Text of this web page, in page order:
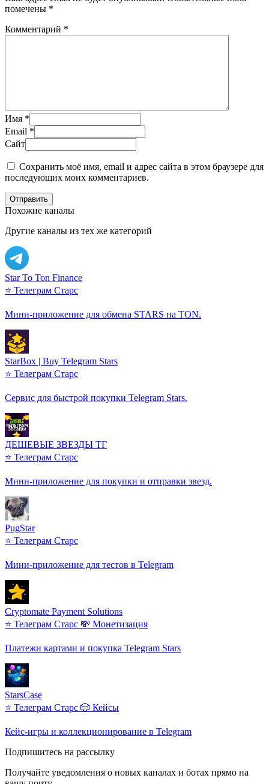
помечены *
Комментарий *
Имя *
Email *
Сайт
Сохранить моё имя, email и адрес сайта в этом браузере для
последующих моих комментариев.
Отправить
Похожие каналы
Другие каналы из тех же категорий
Star To Ton Finance
⭐ Телеграм Старс
Мини-приложение для обмена STARS на TON.
StarBox | Buy Telegram Stars
⭐ Телеграм Старс
Сервис для быстрой покупки Telegram Stars.
ДЕШЕВЫЕ ЗВЕЗДЫ ТГ
⭐ Телеграм Старс
Мини-приложение для покупки и отправки звезд.
PugStar
⭐ Телеграм Старс
Мини-приложение для тестов в Telegram
Cryptomate Payment Solutions
⭐ Телеграм Старс 💸 Монетизация
Платежи картами и покупка Telegram Stars
StarsCase
⭐ Телеграм Старс 🎲 Кейсы
Кейс-игры и коллекционирование в Telegram
Подпишитесь на рассылку
Получайте уведомления о новых каналах и ботаx прямо на